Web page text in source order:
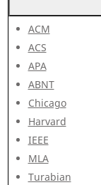
ACM
ACS
APA
ABNT
Chicago
Harvard
IEEE
MLA
Turabian